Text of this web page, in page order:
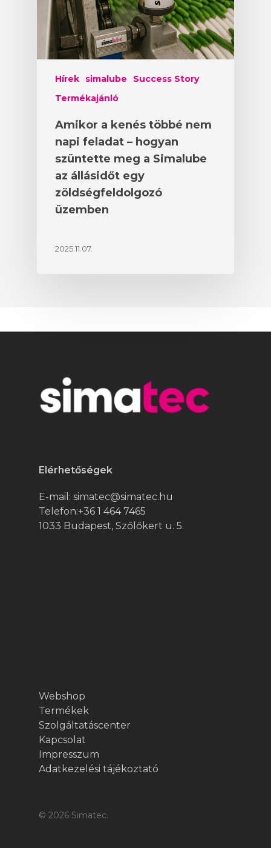
Hírek simalube
Success Story
Termékajánló
Amikor a kenés többé nem
napi feladat – hogyan
szüntette meg a Simalube
az állásidőt egy
zöldségfeldolgozó
üzemben
2025.11.07.
Elérhetőségek
E-mail: simatec@simatec.hu
Telefon:+36 1 464 7465
1033 Budapest, Szőlőkert u. 5.
Webshop
Termékek
Szolgáltatáscenter
Kapcsolat
Impresszum
Adatkezelési tájékoztató
© 2026 Simatec.